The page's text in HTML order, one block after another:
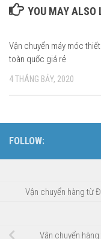
YOU MAY ALSO
Vận chuyển máy móc
toàn quốc giá rẻ
4 THÁNG BẢY, 2020
FOLLOW:
Vận chuyển hàng từ
Vận chuyển